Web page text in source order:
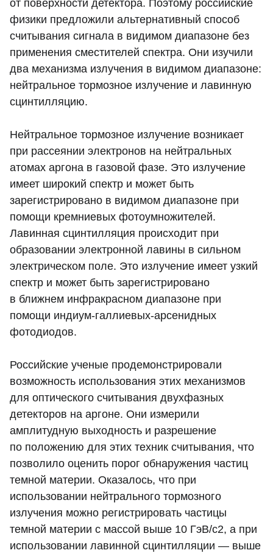
от поверхности детектора. Поэтому российские
физики предложили альтернативный способ
считывания сигнала в видимом диапазоне без
применения сместителей спектра. Они изучили
два механизма излучения в видимом диапазоне:
нейтральное тормозное излучение и лавинную
сцинтилляцию.
Нейтральное тормозное излучение возникает
при рассеянии электронов на нейтральных
атомах аргона в газовой фазе. Это излучение
имеет широкий спектр и может быть
зарегистрировано в видимом диапазоне при
помощи кремниевых фотоумножителей.
Лавинная сцинтилляция происходит при
образовании электронной лавины в сильном
электрическом поле. Это излучение имеет узкий
спектр и может быть зарегистрировано
в ближнем инфракрасном диапазоне при
помощи индиум-галлиевых-арсенидных
фотодиодов.
Российские ученые продемонстрировали
возможность использования этих механизмов
для оптического считывания двухфазных
детекторов на аргоне. Они измерили
амплитудную выходность и разрешение
по положению для этих техник считывания, что
позволило оценить порог обнаружения частиц
темной материи. Оказалось, что при
использовании нейтрального тормозного
излучения можно регистрировать частицы
темной материи с массой выше 10 ГэВ/с2, а при
использовании лавинной сцинтилляции — выше